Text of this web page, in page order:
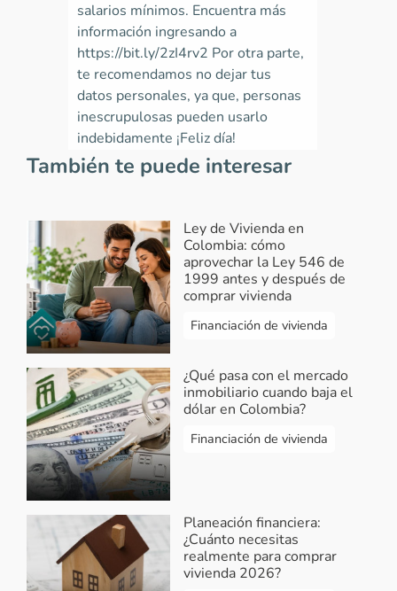
salarios mínimos. Encuentra más
información ingresando a
https://bit.ly/2zI4rv2 Por otra parte,
te recomendamos no dejar tus
datos personales, ya que, personas
inescrupulosas pueden usarlo
indebidamente ¡Feliz día!
Responder...
Mayra fuentes- Ayudapara odtener casa
propia
2020-09-20 19:00:05
Para poder obtener un apoyo para casa
ya que soy madre cabeza de hogar y me
gusyaria tener mi casa propia
Responder...
Rosario Sánchez
Buenas noches como
hago para el sucidio de vivienda mi trabajo es
independiente
2020-09-16 00:22:46
Dónde me dirijo gracias
Responder...
También te puede interesar
Ley de Vivienda en
Colombia: cómo
aprovechar la Ley 546 de
1999 antes y después de
comprar vivienda
Financiación de vivienda
¿Qué pasa con el mercado
inmobiliario cuando baja el
dólar en Colombia?
Financiación de vivienda
Planeación financiera:
¿Cuánto necesitas
realmente para comprar
vivienda 2026?